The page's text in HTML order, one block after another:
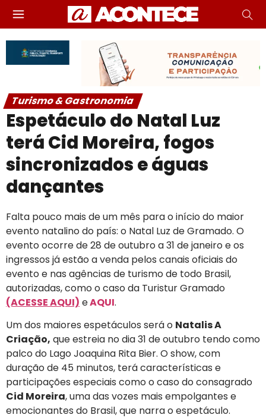
Turismo & Gastronomia
Espetáculo do Natal Luz
terá Cid Moreira, fogos
sincronizados e águas
dançantes
Falta pouco mais de um mês para o início do maior
evento natalino do país: o Natal Luz de Gramado. O
evento ocorre de 28 de outubro a 31 de janeiro e os
ingressos já estão a venda pelos canais oficiais do
evento e nas agências de turismo de todo Brasil,
autorizadas, como o caso da Turistur Gramado
(ACESSE AQUI) eAQUI.
Um dos maiores espetáculos será o Natalis A
Criação, que estreia no dia 31 de outubro tendo como
palco do Lago Joaquina Rita Bier. O show, com
duração de 45 minutos, terá características e
participações especiais como o caso do consagrado
Cid Moreira, uma das vozes mais empolgantes e
emocionantes do Brasil, que narra o espetáculo.